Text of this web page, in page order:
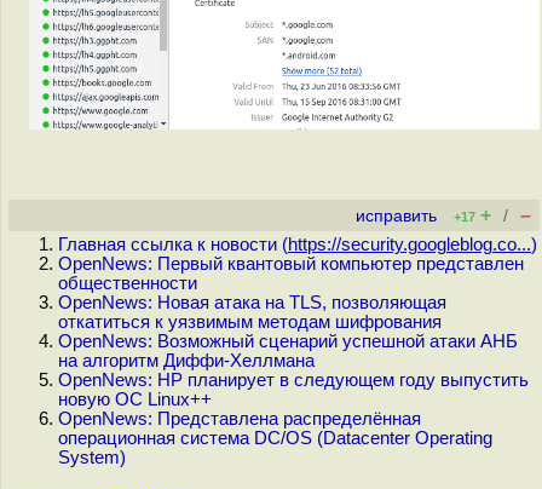
исправить +17 + / –
Главная ссылка к новости (https://security.googleblog.co...)
OpenNews: Первый квантовый компьютер представлен
общественности
OpenNews: Новая атака на TLS, позволяющая
откатиться к уязвимым методам шифрования
OpenNews: Возможный сценарий успешной атаки АНБ
на алгоритм Диффи-Хеллмана
OpenNews: HP планирует в следующем году выпустить
новую ОС Linux++
OpenNews: Представлена распределённая
операционная система DC/OS (Datacenter Operating
System)